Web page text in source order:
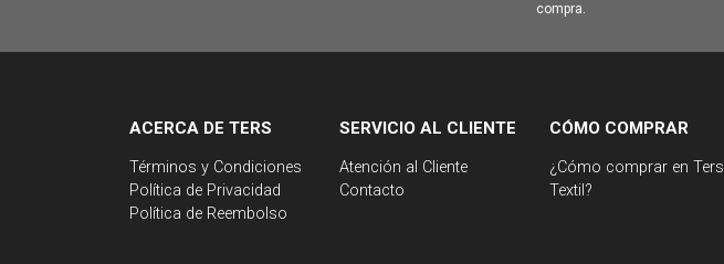
compra.
ACERCA DE TERS
Términos y Condiciones
Política de Privacidad
Política de Reembolso
SERVICIO AL CLIENTE
Atención al Cliente
Contacto
CÓMO COMPRAR
¿Cómo comprar en Ters
Textil?